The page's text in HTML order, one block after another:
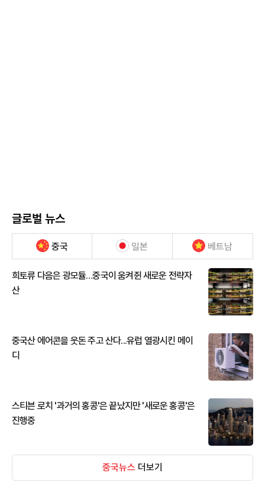
글로벌 뉴스
중국 일본 베트남
희토류 다음은 광모듈…중국이 움켜쥔 새로운 전략자
산
중국산 에어콘을 웃돈 주고 산다...유럽 열광시킨 메이
디
스티븐 로치 '과거의 홍콩'은 끝났지만 '새로운 홍콩'은
진행중
중국뉴스 더보기